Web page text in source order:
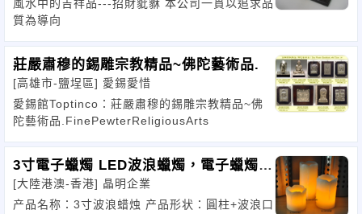
風水中的吉祥品---招財豼貅 本公司一貫以追求品
質為導向
莊嚴肅穆的錫雕宗教精品~佛陀藝術品.
[高雄市-鹽埕區] 愛錫愛惜
愛錫館Toptinco：莊嚴肅穆的錫雕宗教精品~佛
陀藝術品.FinePewterReligiousArts
3寸電子蠟燭 LED波浪蠟燭，電子蠟燭，
發光蠟燭，
[大陸港澳-香港] 晶明企業
产品名称：3寸波浪蜡烛 产品形状：圓柱+波浪口